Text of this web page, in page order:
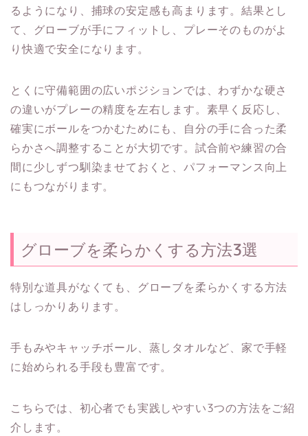
るようになり、捕球の安定感も高まります。結果とし
て、グローブが手にフィットし、プレーそのものがよ
り快適で安全になります。
とくに守備範囲の広いポジションでは、わずかな硬さ
の違いがプレーの精度を左右します。素早く反応し、
確実にボールをつかむためにも、自分の手に合った柔
らかさへ調整することが大切です。試合前や練習の合
間に少しずつ馴染ませておくと、パフォーマンス向上
にもつながります。
グローブを柔らかくする方法3選
特別な道具がなくても、グローブを柔らかくする方法
はしっかりあります。
手もみやキャッチボール、蒸しタオルなど、家で手軽
に始められる手段も豊富です。
こちらでは、初心者でも実践しやすい3つの方法をご紹
介します。